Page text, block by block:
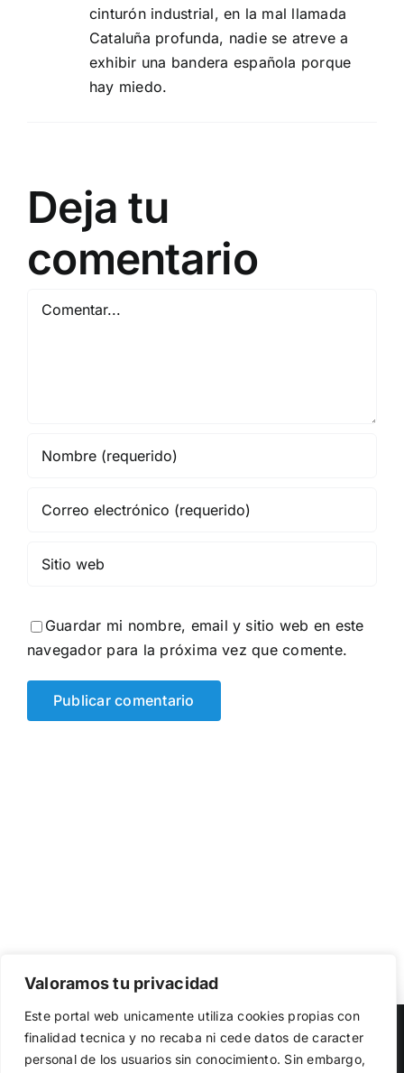
Valoramos tu privacidad
Este portal web unicamente utiliza cookies propias con
finalidad tecnica y no recaba ni cede datos de caracter
personal de los usuarios sin conocimiento. Sin embargo,
cinturón industrial, en la mal llamada
Cataluña profunda, nadie se atreve a
exhibir una bandera española porque
hay miedo.
Deja tu
comentario
Guardar mi nombre, email y sitio web en este
navegador para la próxima vez que comente.
Copyright 2023 | Democracia Nacional | All Rights Reserved
Facebook
TwitterInstagram
el funcionamiento de la web, medir su uso y mejorar
nuestros servicios. Puede aceptar todas las cookies,
rechazar las no necesarias o configurar sus preferencias.